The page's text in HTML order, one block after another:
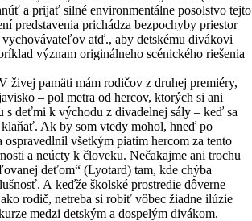
a prijať silné environmentálne posolstvo tejto
predstavenia prichádza bezpochyby priestor
atď., aby detskému divákovi
význam originálneho scénického riešenia
živej pamäti mám rodičov z druhej premiéry,
– pol metra od hercov, ktorých si ani
s deťmi k východu z divadelnej sály – keď sa
klaňať. Ak by som vtedy mohol, hneď po
ospravedlnil všetkým piatim hercom za tento
a neúcty k človeku. Nečakajme ani trochu
deťom“ (Lyotard) tam, kde chýba
A keďže školské prostredie dôverne
rodič, netreba si robiť vôbec žiadne ilúzie
medzi detským a dospelým divákom.